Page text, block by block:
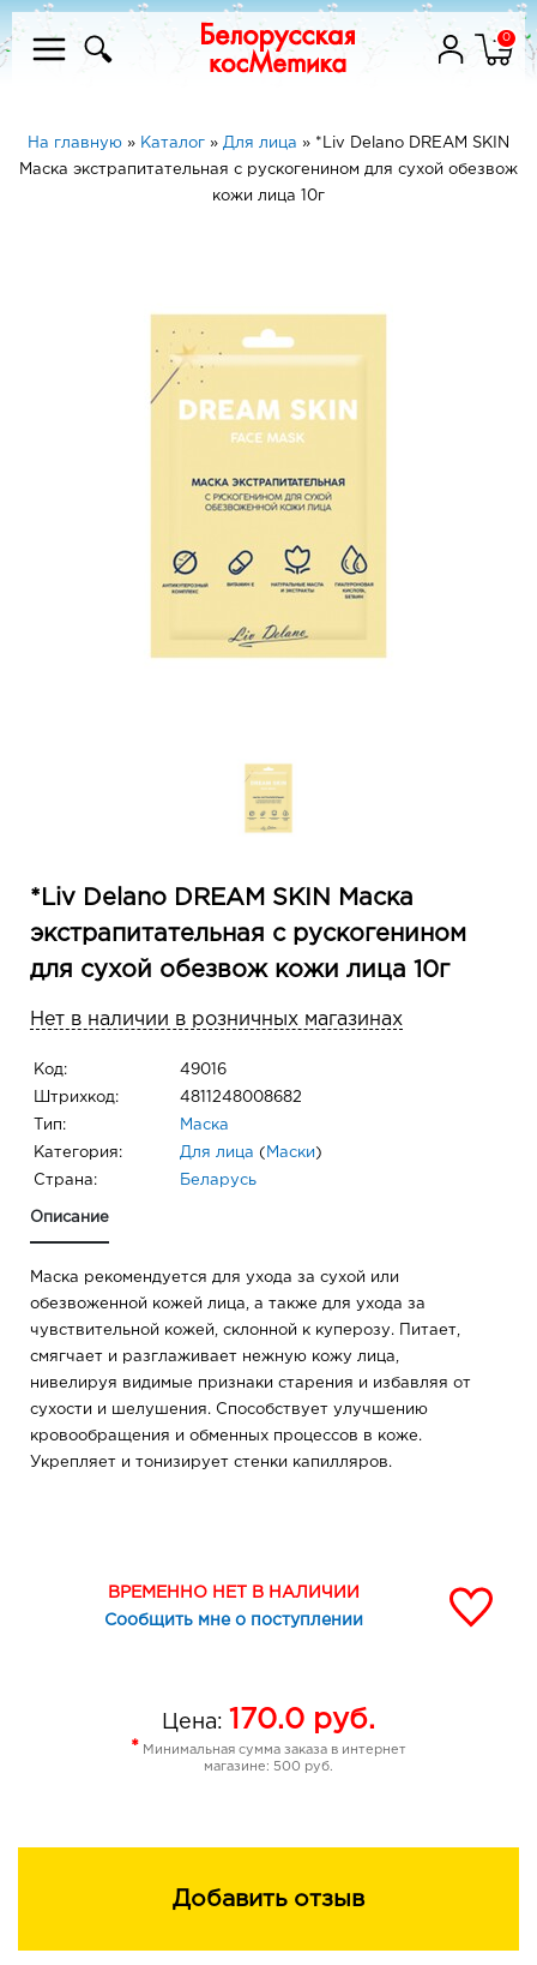
0
На главную » Каталог » Для лица » *Liv Delano DREAM SKIN
Маска экстрапитательная с рускогенином для сухой обезвож
кожи лица 10г
*Liv Delano DREAM SKIN Маска
экстрапитательная с рускогенином
для сухой обезвож кожи лица 10г
Нет в наличии в розничных магазинах
Код: 49016
Штрихкод: 4811248008682
Тип: Маска
Категория: Для лица ( Маски )
Страна: Беларусь
Описание
Маска рекомендуется для ухода за сухой или
обезвоженной кожей лица, а также для ухода за
чувствительной кожей, склонной к куперозу. Питает,
смягчает и разглаживает нежную кожу лица,
нивелируя видимые признаки старения и избавляя от
сухости и шелушения. Способствует улучшению
кровообращения и обменных процессов в коже.
Укрепляет и тонизирует стенки капилляров.
ВРЕМЕННО НЕТ В НАЛИЧИИ
Сообщить мне о поступлении
Цена: 170.0 руб.
* Минимальная сумма заказа в интернет
магазине: 500 руб.
Добавить отзыв